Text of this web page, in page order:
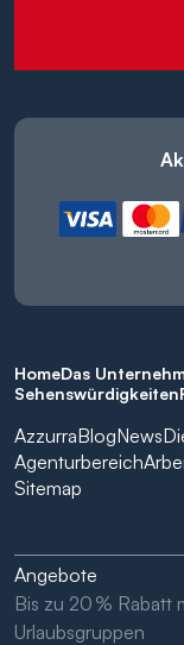
HomeDas
Sehenswürdigkeiten
AzzurraBlogNews
Agenturbereich
Sitemap
Angebote
Bis zu 20 % Rabatt
Urlaubsgruppen